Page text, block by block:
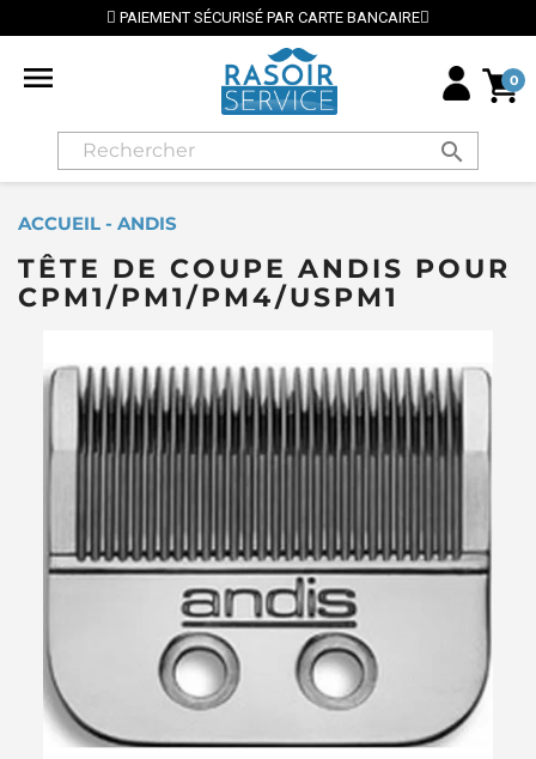
PAIEMENT SÉCURISÉ PAR CARTE BANCAIRE
 0
search
ACCUEIL - ANDIS
TÊTE DE COUPE ANDIS POUR
CPM1/PM1/PM4/USPM1